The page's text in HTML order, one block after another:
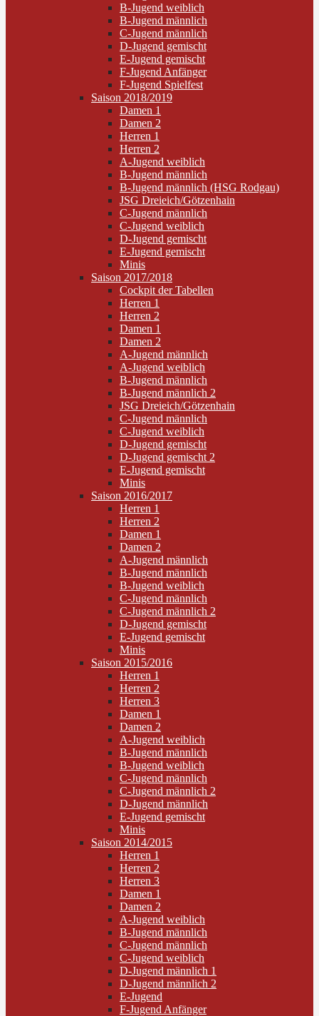
B-Jugend weiblich
B-Jugend männlich
C-Jugend männlich
D-Jugend gemischt
E-Jugend gemischt
F-Jugend Anfänger
F-Jugend Spielfest
Saison 2018/2019
Damen 1
Damen 2
Herren 1
Herren 2
A-Jugend weiblich
B-Jugend männlich
B-Jugend männlich (HSG Rodgau)
JSG Dreieich/Götzenhain
C-Jugend männlich
C-Jugend weiblich
D-Jugend gemischt
E-Jugend gemischt
Minis
Saison 2017/2018
Cockpit der Tabellen
Herren 1
Herren 2
Damen 1
Damen 2
A-Jugend männlich
A-Jugend weiblich
B-Jugend männlich
B-Jugend männlich 2
JSG Dreieich/Götzenhain
C-Jugend männlich
C-Jugend weiblich
D-Jugend gemischt
D-Jugend gemischt 2
E-Jugend gemischt
Minis
Saison 2016/2017
Herren 1
Herren 2
Damen 1
Damen 2
A-Jugend männlich
B-Jugend männlich
B-Jugend weiblich
C-Jugend männlich
C-Jugend männlich 2
D-Jugend gemischt
E-Jugend gemischt
Minis
Saison 2015/2016
Herren 1
Herren 2
Herren 3
Damen 1
Damen 2
A-Jugend weiblich
B-Jugend männlich
B-Jugend weiblich
C-Jugend männlich
C-Jugend männlich 2
D-Jugend männlich
E-Jugend gemischt
Minis
Saison 2014/2015
Herren 1
Herren 2
Herren 3
Damen 1
Damen 2
A-Jugend weiblich
B-Jugend männlich
C-Jugend männlich
C-Jugend weiblich
D-Jugend männlich 1
D-Jugend männlich 2
E-Jugend
F-Jugend Anfänger